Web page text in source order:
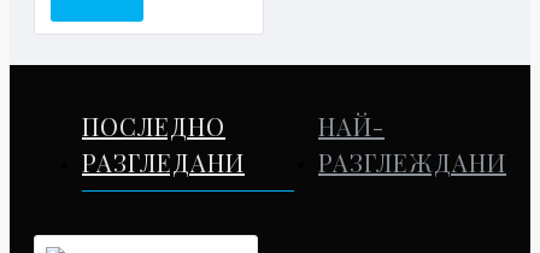
ПОСЛЕДНО
РАЗГЛЕДАНИ
НАЙ-
РАЗГЛЕЖДАНИ